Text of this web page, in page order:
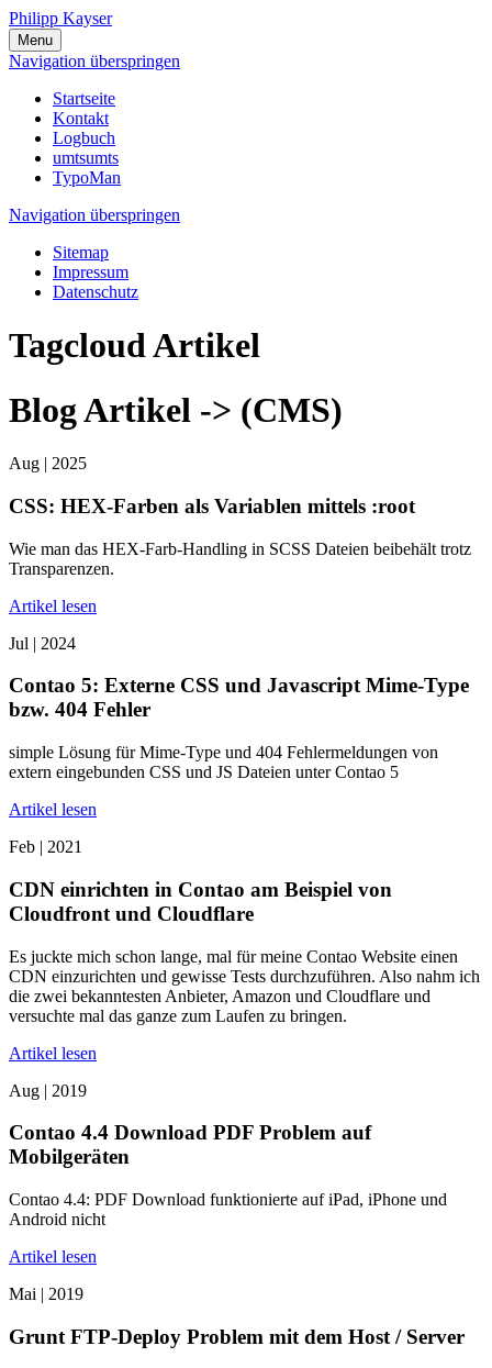
Philipp Kayser
Menu
Navigation überspringen
Startseite
Kontakt
Logbuch
umtsumts
TypoMan
Navigation überspringen
Sitemap
Impressum
Datenschutz
Tagcloud Artikel
Blog Artikel -> (CMS)
Aug | 2025
CSS: HEX-Farben als Variablen mittels :root
Wie man das HEX-Farb-Handling in SCSS Dateien beibehält trotz
Transparenzen.
Artikel lesen
Jul | 2024
Contao 5: Externe CSS und Javascript Mime-Type
bzw. 404 Fehler
simple Lösung für Mime-Type und 404 Fehlermeldungen von
extern eingebunden CSS und JS Dateien unter Contao 5
Artikel lesen
Feb | 2021
CDN einrichten in Contao am Beispiel von
Cloudfront und Cloudflare
Es juckte mich schon lange, mal für meine Contao Website einen
CDN einzurichten und gewisse Tests durchzuführen. Also nahm ich
die zwei bekanntesten Anbieter, Amazon und Cloudflare und
versuchte mal das ganze zum Laufen zu bringen.
Artikel lesen
Aug | 2019
Contao 4.4 Download PDF Problem auf
Mobilgeräten
Contao 4.4: PDF Download funktionierte auf iPad, iPhone und
Android nicht
Artikel lesen
Mai | 2019
Grunt FTP-Deploy Problem mit dem Host / Server